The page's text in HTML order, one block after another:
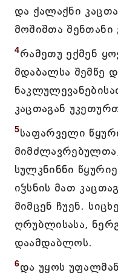
და ქალაქნი
მოშიშთა შენთანი
4რამეთუ ექმენ
მდაბალსა შემწე
კაცთაგან
5საფარველი
სულკნინნი
იჴსნის მათ
მიმცენ ჩუენ.
ღრუბლისასა,
დაამდაბლოს.
6და უყოს